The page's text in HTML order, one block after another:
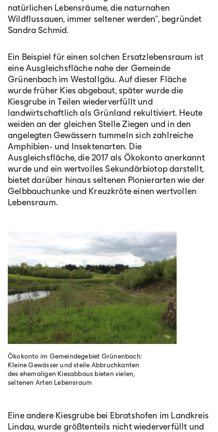
natürlichen Lebensräume, die naturnahen
Wildflussauen, immer seltener werden“, begründet
Sandra Schmid.
Ein Beispiel für einen solchen Ersatzlebensraum ist
eine Ausgleichsfläche nahe der Gemeinde
Grünenbach im Westallgäu. Auf dieser Fläche
wurde früher Kies abgebaut, später wurde die
Kiesgrube in Teilen wiederverfüllt und
landwirtschaftlich als Grünland rekultiviert. Heute
weiden an der gleichen Stelle Ziegen und in den
angelegten Gewässern tummeln sich zahlreiche
Amphibien- und Insektenarten. Die
Ausgleichsfläche, die 2017 als Ökokonto anerkannt
wurde und ein wertvolles Sekundärbiotop darstellt,
bietet darüber hinaus seltenen Pionierarten wie der
Gelbbauchunke und Kreuzkröte einen wertvollen
Lebensraum.
Ökokonto im Gemeindegebiet Grünenbach:
Kleine Gewässer und steile Abbruchkanten
des ehemaligen Kiesabbaus bieten vielen,
seltenen Arten Lebensraum
Eine andere Kiesgrube bei Ebratshofen im Landkreis
Lindau, wurde größtenteils nicht wiederverfüllt und